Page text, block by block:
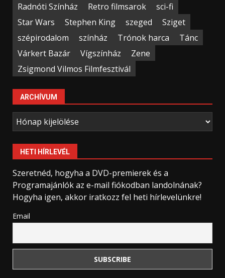
Radnóti Színház
Retro filmsarok
sci-fi
Star Wars
Stephen King szeged
Sziget
szépirodalom
színház Trónok harca
Tánc
Várkert Bazár
Vígszínház
Zene
Zsigmond Vilmos Filmfesztivál
ARCHÍVUM
Archívum
HETI HÍRLEVÉL
Szeretnéd, hogyha a DVD-premierek és a
Programajánlók az e-mail fiókodban landolnának?
Hogyha igen, akkor iratkozz fel heti hírlevelünkre!
Email